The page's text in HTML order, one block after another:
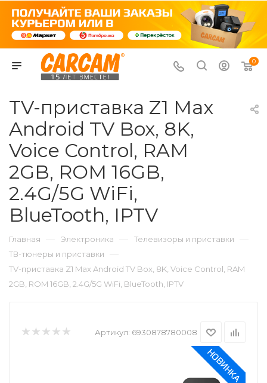
0
TV-приставка Z1 Max
Android TV Box, 8K,
Voice Control, RAM
2GB, ROM 16GB,
2.4G/5G WiFi,
BlueTooth, IPTV
Главная — Электроника — Телевизоры и приставки —
ТВ-тюнеры и приставки —
TV-приставка Z1 Max Android TV Box, 8K, Voice Control, RAM
2GB, ROM 16GB, 2.4G/5G WiFi, BlueTooth, IPTV
Артикул: 6930878780008